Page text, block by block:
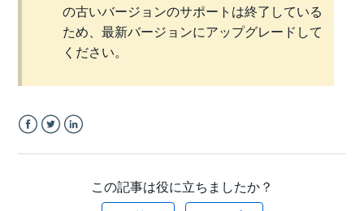
の古いバージョンのサポートは終了している
ため、最新バージョンにアップグレードして
ください。
この記事は役に立ちましたか？